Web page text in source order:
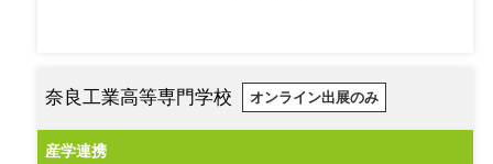
奈良工業高等専門学校 オンライン出展のみ
産学連携